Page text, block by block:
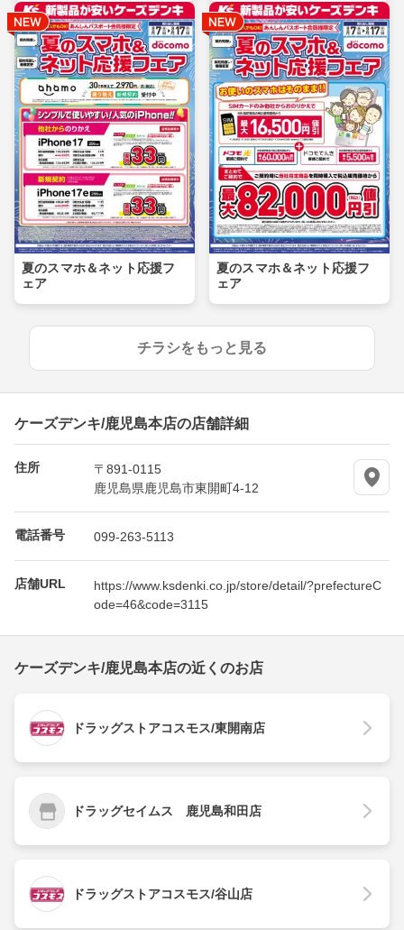
夏のスマホ＆ネット応援フ
ェア
夏のスマホ＆ネット応援フ
ェア
チラシをもっと見る
ケーズデンキ/鹿児島本店の店舗詳細
住所
〒891-0115
鹿児島県鹿児島市東開町4-12
電話番号 099-263-5113
店舗URL
https://www.ksdenki.co.jp/store/detail/?prefectureC
ode=46&code=3115
ケーズデンキ/鹿児島本店の近くのお店
ドラッグストアコスモス/東開南店
ドラッグセイムス 鹿児島和田店
ドラッグストアコスモス/谷山店